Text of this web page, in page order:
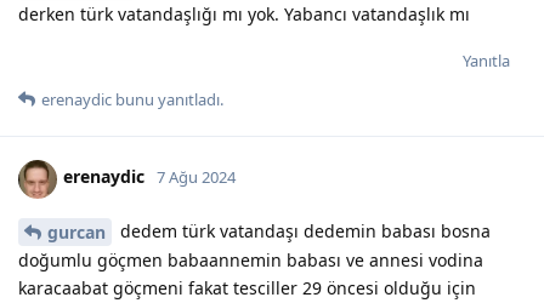
derken türk vatandaşlığı mı yok. Yabancı vatandaşlık mı
Yanıtla
erenaydic bunu yanıtladı.
erenaydic 7 Ağu 2024
gurcan
dedem türk vatandaşı dedemin babası bosna
doğumlu göçmen babaannemin babası ve annesi vodina
karacaabat göçmeni fakat tesciller 29 öncesi olduğu için